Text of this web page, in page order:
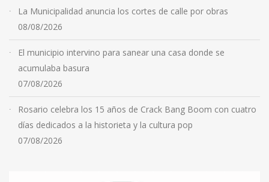
La Municipalidad anuncia los cortes de calle por obras
08/08/2026
El municipio intervino para sanear una casa donde se
acumulaba basura
07/08/2026
Rosario celebra los 15 años de Crack Bang Boom con cuatro
días dedicados a la historieta y la cultura pop
07/08/2026